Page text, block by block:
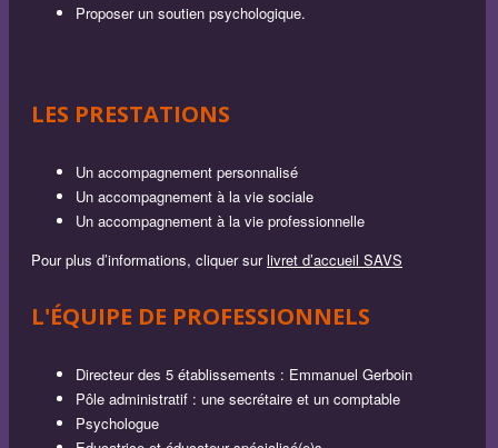
Proposer un soutien psychologique.
LES PRESTATIONS
Un accompagnement personnalisé
Un accompagnement à la vie sociale
Un accompagnement à la vie professionnelle
Pour plus d’informations, cliquer surlivret d’accueil SAVS
L'ÉQUIPE DE PROFESSIONNELS
Directeur des 5 établissements : Emmanuel Gerboin
Pôle administratif : une secrétaire et un comptable
Psychologue